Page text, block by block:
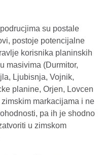
su postale
postoje potencijalne
korisnika planinskih
masivima (Durmitor,
Ljubisnja, Vojnik,
planine, Orjen, Lovcen
markacijama i ne
pa ih je shodno
u zimskom